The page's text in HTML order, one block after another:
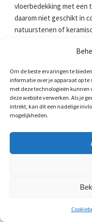
Om de beste ervaringen te
informatie over je apparaat op
met deze technologieën kunnen
deze website verwerken. Als je
intrekt, kan dit een nadelige
mogelijkheden.
vloerbedekking met een
daarom niet geschikt in
natuurstenen of
geven het vervolgens
uitzetvoegen, vooral bij
de
of gaan barsten.
Zelf tegels
Het is altijd mogelijk dat
spanning op te vangen
weten hoeveel ruimte
tegels van 20 x 20